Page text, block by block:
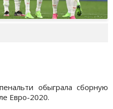
обыграла сборную
Евро-2020.